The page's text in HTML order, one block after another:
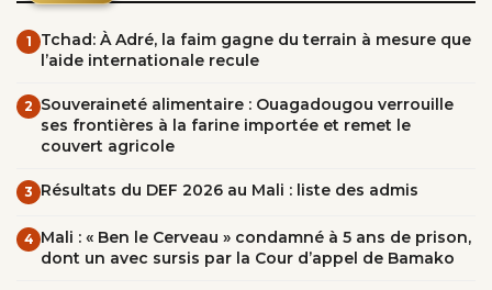
1
Tchad: À Adré, la faim gagne du terrain à mesure que
l’aide internationale recule
2 Souveraineté alimentaire : Ouagadougou verrouille
ses frontières à la farine importée et remet le
couvert agricole
3 Résultats du DEF 2026 au Mali : liste des admis
4 Mali : « Ben le Cerveau » condamné à 5 ans de prison,
dont un avec sursis par la Cour d’appel de Bamako